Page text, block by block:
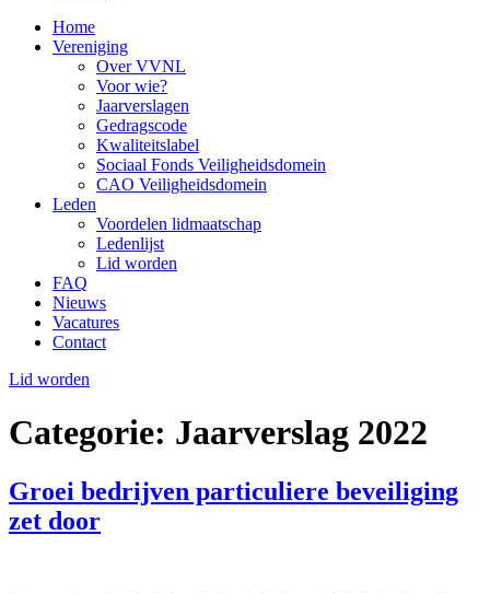
Home
Vereniging
Over VVNL
Voor wie?
Jaarverslagen
Gedragscode
Kwaliteitslabel
Sociaal Fonds Veiligheidsdomein
CAO Veiligheidsdomein
Leden
Voordelen lidmaatschap
Ledenlijst
Lid worden
FAQ
Nieuws
Vacatures
Contact
Lid worden
Categorie: Jaarverslag 2022
Groei bedrijven particuliere beveiliging
zet door